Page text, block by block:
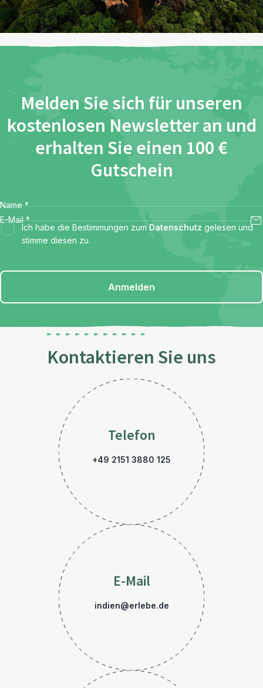
Melden Sie sich für unseren
kostenlosen Newsletter an und
erhalten Sie einen 100 €
Gutschein
Name *
E-Mail *
Ich habe die Bestimmungen zum Datenschutz gelesen und
stimme diesen zu.
Anmelden
Kontaktieren Sie uns
Telefon
+49 2151 3880 125
E-Mail
indien@erlebe.de